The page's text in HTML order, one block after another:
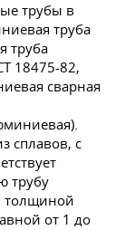
трубы в
труба
труба
18475-82,
сварная
сплавов, с
трубу
толщиной
от 1 до